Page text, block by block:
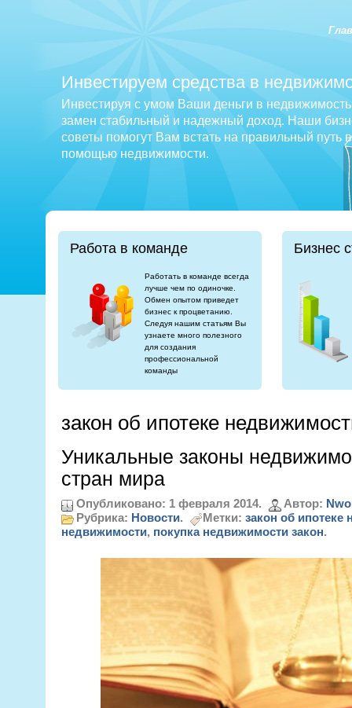
Инвестируем средства в
Инвестируя с умом Ваши деньги в
замен стабильный и надежный доход. Наши
советы помогут Вам встать на правильный путь
помощью недвижимости.
Работа в команде
Работать в команде всегда
лучше чем по одиночке.
Обмен опытом приведет
бизнес к процветанию.
Следуя нашим статьям Вы
узнаете много полезного
для создания
профессиональной
команды
Бизнес
закон об ипотеке
Уникальные законы
стран мира
Опубликовано: 1 февраля 2014. Автор:
Рубрика: Новости. Метки: закон об ипотеке
недвижимости, покупка недвижимости закон.